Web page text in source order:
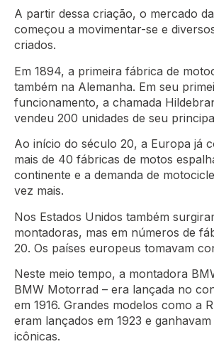
A partir dessa criação, o mercado
começou a movimentar-se e
criados.
Em 1894, a primeira fábrica de
também na Alemanha. Em seu
funcionamento, a chamada
vendeu 200 unidades de seu
Ao início do século 20, a Europa já
mais de 40 fábricas de motos
continente e a demanda de
vez mais.
Nos Estados Unidos também
montadoras, mas em números de
20. Os países europeus tomavam
Neste meio tempo, a montadora
BMW Motorrad – era lançada no
em 1916. Grandes modelos como a
eram lançados em 1923 e
icônicas.